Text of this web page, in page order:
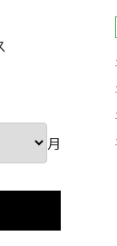
月